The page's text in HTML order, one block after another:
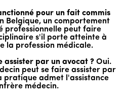
pour un fait commis
Belgique, un comportement
professionnelle peut faire
s'il porte atteinte à
la profession médicale.
assister par un avocat ? Oui.
peut se faire assister par
pratique admet l'assistance
médecin.